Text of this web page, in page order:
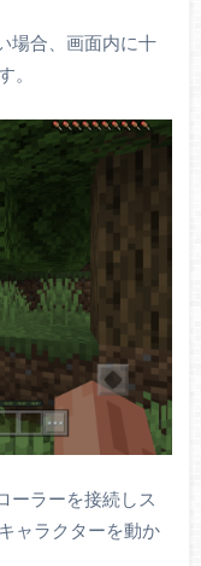
場合、画面内に十
。
ーラーを接続しス
ャラクターを動か